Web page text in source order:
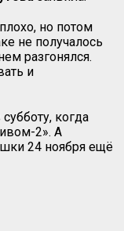
но потом
не получалось
разгонялся.
и
когда
2». А
24 ноября ещё